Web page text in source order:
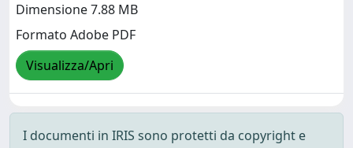
Dimensione 7.88 MB
Formato Adobe PDF
Visualizza/Apri
I documenti in IRIS sono protetti da copyright e